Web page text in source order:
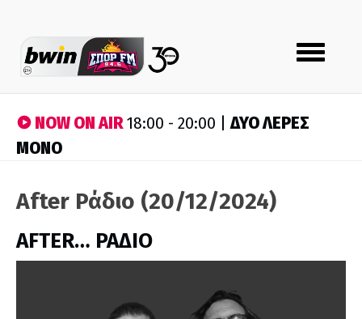
Toggle
navigation
NOW ON AIR18:00 - 20:00 |ΔΥΟ ΛΕΡΕΣ
ΜΟΝΟ
After Ράδιο (20/12/2024)
AFTER… ΡΑΔΙΟ